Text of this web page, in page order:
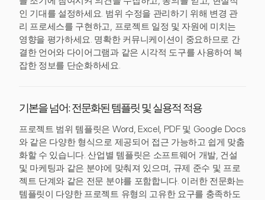
인 기대를 설정하세요. 범위 수정을 관리하기 위해 변경 관
리 프로세스를 구현하고, 프로젝트 일정 및 자원에 미치는
영향을 평가하세요. 명확한 커뮤니케이션이 중요하므로 간
결한 언어와 다이어그램과 같은 시각적 도구를 사용하여 복
잡한 정보를 단순화하세요.
기본을 넘어: 전문화된 템플릿 및 실용적 적용
프로젝트 범위 템플릿은 Word, Excel, PDF 및 Google Docs
와 같은 다양한 형식으로 제공되어 접근 가능하고 쉽게 맞춤
화할 수 있습니다. 산업별 템플릿은 소프트웨어 개발, 건설
및 마케팅과 같은 분야에 맞춰져 있으며, 규제 준수 및 프로
젝트 단계와 같은 전문 분야를 포함합니다. 이러한 전문화는
템플릿이 다양한 프로젝트 유형의 고유한 요구를 충족하도